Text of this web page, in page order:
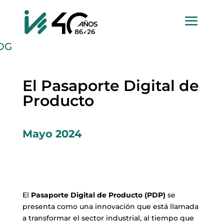
El Pasaporte Digital de
Producto
Mayo 2024
El Pasaporte Digital de Producto (PDP) se
presenta como una innovación que está llamada
a transformar el sector industrial, al tiempo que